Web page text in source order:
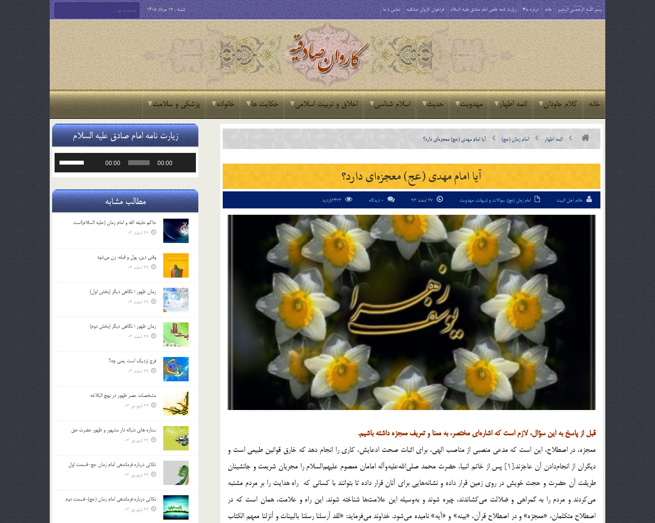
بِسْمِ اللَّـهِ الرَّحْمَـٰنِ الرَّحِيمِ خانه درباره ما زیارت نامه خاص امام صادق علیه السلام فراخوان کاروان صادقیه تماس با ما شنبه , 17 مرداد 1405
خانه کلام جاودان ائمه اطهار مهدویت حدیث اسلام شناسی اخلاق و تربیت اسلامی حکایت ها خانواده پزشکی و سلامت
ائمه اطهار امام زمان (عج) آیا امام مهدی‌ (عج) معجزه‌ای دارد؟
آیا امام مهدی‌ (عج) معجزه‌ای دارد؟
خادم اهل البیت امام زمان (عج),سوالات و شبهات, مهدویت 0 دیدگاه
قبل از پاسخ به این سؤال، لازم است که اشاره‌ای مختصر، به معنا و تعریف معجزه داشته باشیم.
معجزه، در اصطلاح، این است که مدعی منصبی از مناصب الهی، برای اثبات صحت ادعایش، کاری را انجام دهد که خارق قوانین طبیعی است و
دیگران از انجا‌م‌دادن آن عاجزند.[۱] پس از خاتم انبیا، حضرت محمد صلی‌الله‌علیه‌وآله امامان معصوم علیهم‌السلام را مجریان شریعت و جانشینان
طریقت آن حضرت و حجت خویش در روی زمین قرار داده و نشانه‌هایی برای آنان قرار داده تا بتوانند با کسانی که راه هدایت را بر مردم مشتبه
می‌کردند و مردم را به گمراهی و ضلالت می‌کشاندند، چیره شوند و به‌وسیله این علامت‌ها شناخته شوند. این راه و علامت، همان است که در
اصطلاح متکلمان، «معجزه» و در اصطلاح قرآن، «بینه» و «آیه» نامیده می‌شود. خداوند می‌فرماید: «لقد أرسلنا رسلنا بالبینات و أنزلنا معهم الکتاب
زیارت نامه امام صادق علیه السلام
00:00
00:00
یا
صدا
کلیدهای
مطالب مشابه
حاکم خليفه الله و امام زمان (علیه السلام)است
29 اسفند 03
وقتی دین، پول و قبله، زن می‌شود
29 اسفند 03
زمان ظهور ؛ نگاهی دیگر (بخش اول)
29 اسفند 03
زمان ظهور ؛ نگاهی دیگر (بخش دوم)
29 اسفند 03
فرج نزدیک است یعنی چه؟
29 اسفند 03
مشخصات عصر ظهور در نهج البلاغه
22 شهریور 03
ستاره های دنباله دار مشهور و ظهور حضرت حق
22 شهریور 03
نکاتى درباره فرماندهى امام زمان عج-قسمت اول
22 شهریور 03
نکاتى درباره فرماندهى امام زمان (عج)-قسمت دوم
22 شهریور 03